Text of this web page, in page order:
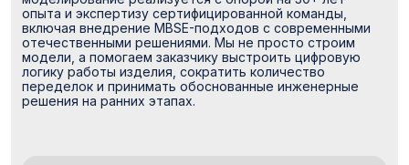
опыта и экспертизу сертифицированной команды,
включая внедрение MBSE-подходов с современными
отечественными решениями. Мы не просто строим
модели, а помогаем заказчику выстроить цифровую
логику работы изделия, сократить количество
переделок и принимать обоснованные инженерные
решения на ранних этапах.